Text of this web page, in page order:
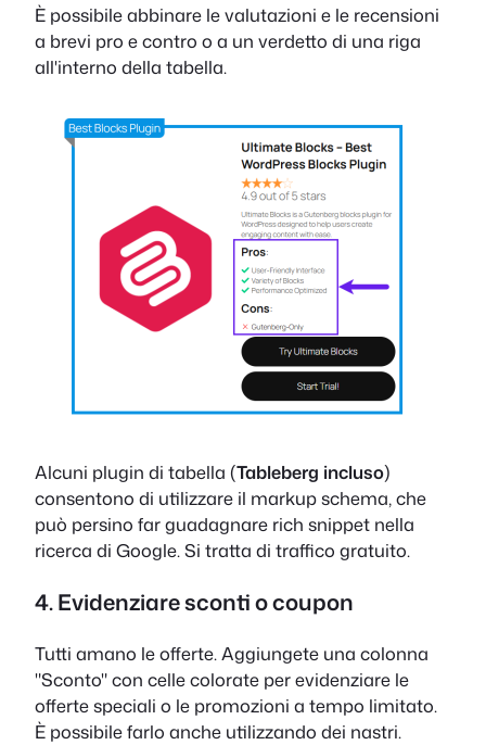
È possibile abbinare le valutazioni e le recensioni
a brevi pro e contro o a un verdetto di una riga
all'interno della tabella.
Alcuni plugin di tabella (Tableberg incluso)
consentono di utilizzare il markup schema, che
può persino far guadagnare rich snippet nella
ricerca di Google. Si tratta di traffico gratuito.
4. Evidenziare sconti o coupon
Tutti amano le offerte. Aggiungete una colonna
"Sconto" con celle colorate per evidenziare le
offerte speciali o le promozioni a tempo limitato.
È possibile farlo anche utilizzando dei nastri.